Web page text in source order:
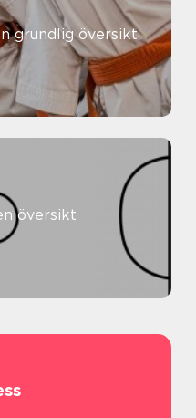
grundlig översikt
översikt